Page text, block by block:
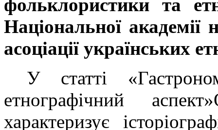
фольклористики та
Національної
асоціації українських
У статті
етнографічний
характеризує